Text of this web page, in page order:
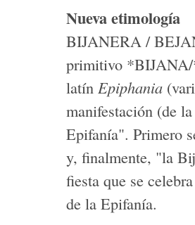
Nueva etimología
BIJANERA /
primitivo *BIJANA/
latín Epiphania
manifestación (de
Epifanía". Primero
y, finalmente, "la
fiesta que se
de la Epifanía.